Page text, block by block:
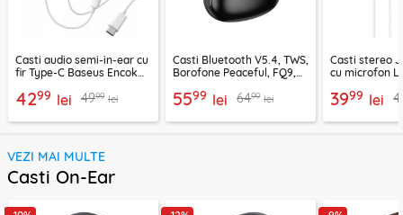
Casti audio semi-in-ear cu
fir Type-C Baseus Encok
4299 lei 4999 lei
Casti Bluetooth V5.4, TWS,
Borofone Peaceful, FQ9,
5599 lei 6499 lei
Casti stereo
cu microfon
3999 lei
VEZI MAI MULTE
Casti On-Ear